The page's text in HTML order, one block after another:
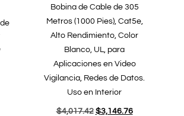
Bobina de Cable de 305
Metros (1000 Pies), Cat5e,
Alto Rendimiento, Color
Blanco, UL, para
Aplicaciones en Video
Vigilancia, Redes de Datos.
Uso en Interior
$4,017.42 $3,146.76